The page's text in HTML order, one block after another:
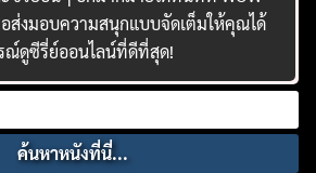
อส่งมอบความสนุกแบบจัดเต็มให้คุณได้
ณ์ดูซีรี่ย์ออนไลน์ที่ดีที่สุด!